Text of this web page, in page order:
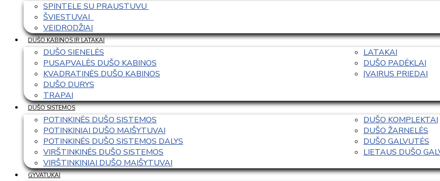
SPINTELE SU PRAUSTUVU
ŠVIESTUVAI
VEIDRODŽIAI
DUŠO KABINOS IR LATAKAI
DUŠO SIENELĖS
PUSAPVALĖS DUŠO KABINOS
KVADRATINĖS DUŠO KABINOS
DUŠO DURYS
TRAPAI
LATAKAI
DUŠO PADĖKLAI
ĮVAIRUS PRIEDAI
DUŠO SISTEMOS
POTINKINĖS DUŠO SISTEMOS
POTINKINIAI DUŠO MAIŠYTUVAI
POTINKINĖS DUŠO SISTEMOS DALYS
VIRŠTINKINĖS DUŠO SISTEMOS
VIRŠTINKINIAI DUŠO MAIŠYTUVAI
DUŠO KOMPLEKTAI
DUŠO ŽARNELĖS
DUŠO GALVUTĖS
LIETAUS DUŠO
GYVATUKAI